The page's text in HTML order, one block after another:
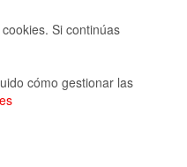
Si continúas
cómo gestionar las